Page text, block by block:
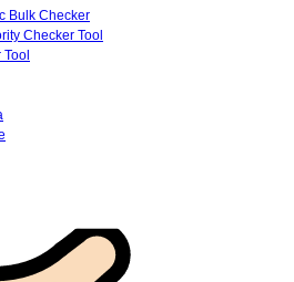
Bulk Checker
Checker Tool